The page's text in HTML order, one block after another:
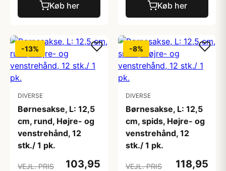
Køb her Køb her
-13%
DIVERSE
Børnesakse, L: 12,5
cm, rund, Højre- og
venstrehånd, 12
stk./ 1 pk.
VEJL. PRIS
103,95
-8%
DIVERSE
Børnesakse, L: 12,5
cm, spids, Højre- og
venstrehånd, 12
stk./ 1 pk.
VEJL. PRIS
118,95